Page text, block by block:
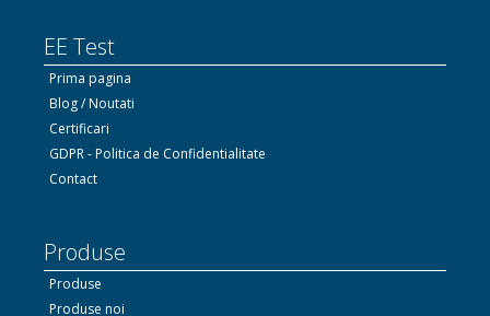
EE Test
Prima pagina
Blog / Noutati
Certificari
GDPR - Politica de Confidentialitate
Contact
Produse
Produse
Produse noi